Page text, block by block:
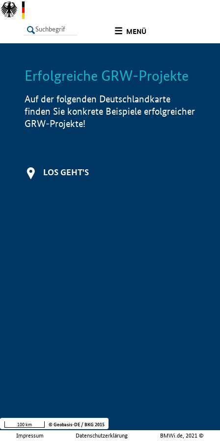
MENÜ
LISTE Info
Erfolgreiche GRW-Projekte
Auf der folgenden Deutschlandkarte
finden Sie konkrete Beispiele erfolgreicher
GRW-Projekte!
LOS GEHT'S
Impressum Datenschutzerklärung BMWi.de, 2021 ©
100 km © Geobasis-DE / BKG 2015